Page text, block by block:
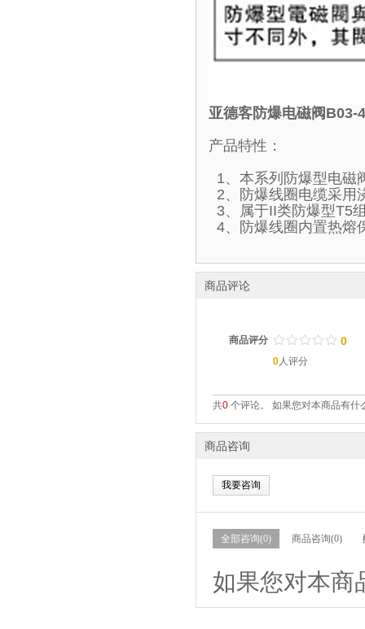
亚德客防爆电磁阀B03-
产品特性：
1、本系列防爆型电磁
2、防爆线圈电缆采用
3、属于II类防爆型T5
4、防爆线圈内置热熔
商品评论
商品评分 / / / / /
. . . . . 0
0人评分
共0 个评论。 如果您对本商品有什
商品咨询
我要咨询
全部咨询(0) 商品咨询(0)
如果您对本商